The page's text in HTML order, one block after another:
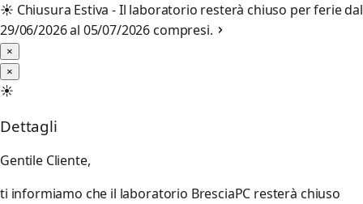
☀️ Chiusura Estiva - Il laboratorio resterà chiuso per ferie dal
29/06/2026 al 05/07/2026 compresi.
×
×
☀️
Dettagli
Gentile Cliente,
ti informiamo che il laboratorio BresciaPC resterà chiuso